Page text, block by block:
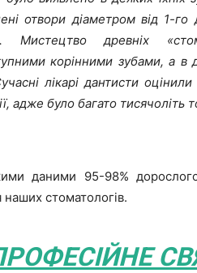
отвори діаметром від 1-
Мистецтво древніх
корінними зубами, а в
лікарі дантисти
адже було багато тисячоліть
даними 95-98%
стоматологів.